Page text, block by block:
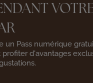
un Pass numérique
d'avantages